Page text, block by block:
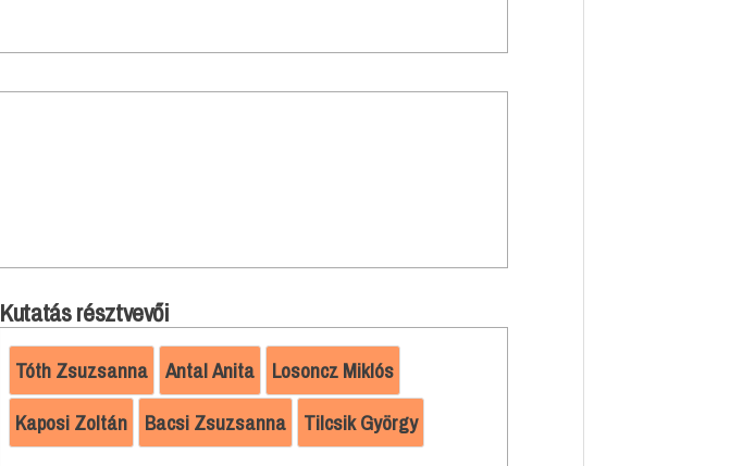
Kutatás résztvevői
Tóth Zsuzsanna Antal Anita
Losoncz Miklós
Kaposi Zoltán
Bacsi Zsuzsanna Tilcsik György